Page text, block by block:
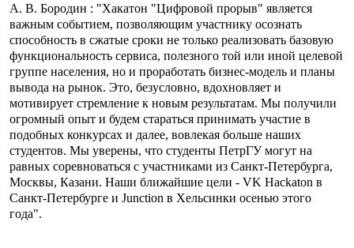
А. В. Бородин : "Хакатон "Цифровой прорыв" является
важным событием, позволяющим участнику осознать
способность в сжатые сроки не только реализовать базовую
функциональность сервиса, полезного той или иной целевой
группе населения, но и проработать бизнес-модель и планы
вывода на рынок. Это, безусловно, вдохновляет и
мотивирует стремление к новым результатам. Мы получили
огромный опыт и будем стараться принимать участие в
подобных конкурсах и далее, вовлекая больше наших
студентов. Мы уверены, что студенты ПетрГУ могут на
равных соревноваться с участниками из Санкт-Петербурга,
Москвы, Казани. Наши ближайшие цели - VK Hackaton в
Санкт-Петербурге и Junction в Хельсинки осенью этого
года".